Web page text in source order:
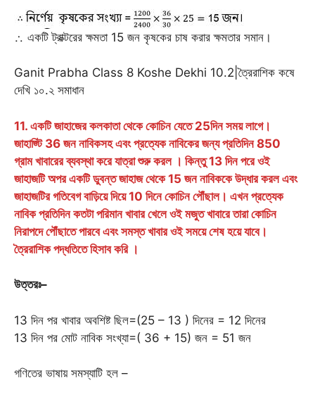
∴ একটি ট্রাক্টরের ক্ষমতা 15 জন কৃষকের চাষ করার ক্ষমতার সমান।
Ganit Prabha Class 8 Koshe Dekhi 10.2|ত্রৈরাশিক কষে
দেখি ১০.২ সমাধান
11. একটি জাহাজের কলকাতা থেকে কোচিন যেতে 25দিন সময় লাগে।
জাহাজ্টি 36 জন নাবিকসহ এবং প্রত্যেক নাবিকের জন্য প্রতিদিন 850
গ্রাম খাবারের ব্যবস্থা করে যাত্রা শুরু করল । কিন্তু 13 দিন পরে ওই
জাহাজটি অপর একটি ডুবন্ত জাহাজ থেকে 15 জন নাবিককে উদ্ধার করল এবং
জাহাজটির গতিবেগ বাড়িয়ে দিয়ে 10 দিনে কোচিন পৌঁছাল। এখন প্রত্যেক
নাবিক প্রতিদিন কতটা পরিমান খাবার খেলে ওই মজুত খাবারে তারা কোচিন
নিরাপদে পৌঁছাতে পারবে এবং সমস্ত খাবার ওই সময়ে শেষ হয়ে যাবে।
ত্রৈরাশিক পদ্ধতিতে হিসাব করি ।
উত্তরঃ–
13 দিন পর খাবার অবশিষ্ট ছিল=(25 – 13 ) দিনের = 12 দিনের
13 দিন পর মোট নাবিক সংখ্যা=( 36 + 15) জন = 51 জন
গণিতের ভাষায় সমস্যাটি হল –